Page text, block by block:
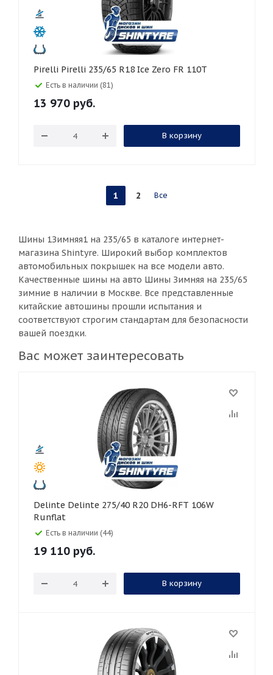
Pirelli Pirelli 235/65 R18 Ice Zero FR 110T
Есть в наличии (81)
13 970 руб.
В корзину
1 2 Все
Шины 1Зимняя1 на 235/65 в каталоге интернет-
магазина Shintyre. Широкий выбор комплектов
автомобильных покрышек на все модели авто.
Качественные шины на авто Шины Зимняя на 235/65
зимние в наличии в Москве. Все представленные
китайские автошины прошли испытания и
соответствуют строгим стандартам для безопасности
вашей поездки.
Вас может заинтересовать
Delinte Delinte 275/40 R20 DH6-RFT 106W
Runflat
Есть в наличии (44)
19 110 руб.
В корзину